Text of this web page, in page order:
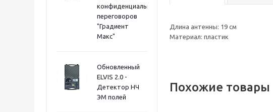
конфиденциальных
переговоров
"Градиент
Макс"
Обновленный
ELVIS 2.0 -
Детектор НЧ
ЭМ полей
Длина антенны: 19 см
Материал: пластик
Похожие товары